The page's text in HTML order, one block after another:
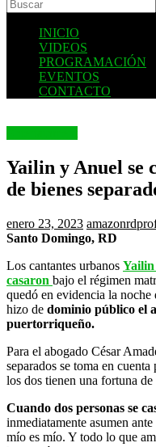
INICIO
VIDEOS
PROGRAMACIÓN
EVENTOS
CONTACTO
Yailin y Anuel se
de bienes
enero 23, 2023
Santo Domingo, RD
Los cantantes urbanos Yailin
casaron bajo el régimen
quedó en evidencia la
hizo de dominio público el
puertorriqueño.
Para el abogado César
separados se toma en
los dos tienen una fortuna
Cuando dos personas se
inmediatamente asumen
mío es mío. Y todo lo que